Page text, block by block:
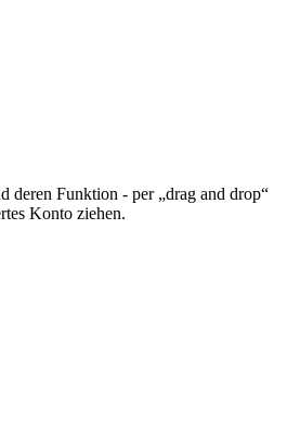
deren Funktion - per „drag and drop“
Konto ziehen.